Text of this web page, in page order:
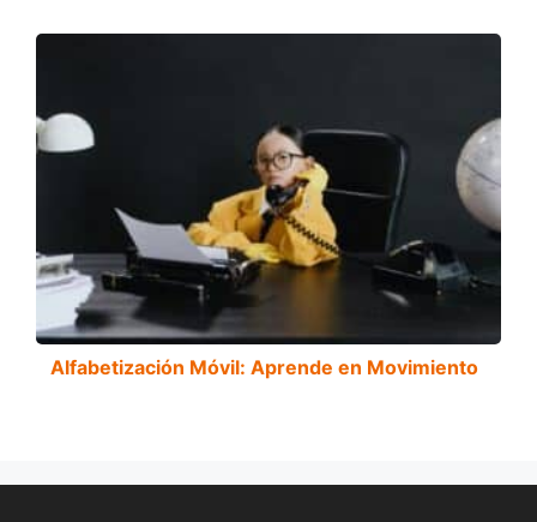
Alfabetización Móvil: Aprende en Movimiento